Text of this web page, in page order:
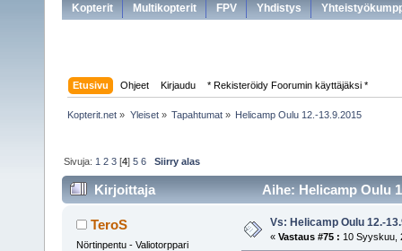
Kopterit Multikopterit FPV Yhdistys
Etusivu Ohjeet Kirjaudu * Rekisteröidy Foorumin käyttäjäksi *
Kopterit.net » Yleiset» Tapahtumat» Helicamp Oulu 12.-13.9.2015
Sivuja: 1 2 3 [4]5 6 Siirry alas
Kirjoittaja Aihe: Helicamp Oulu
TeroS
Nörtinpentu - Valiotorppari
Vs: Helicamp Oulu 12.-
« Vastaus #75 : 10 Syyskuu,